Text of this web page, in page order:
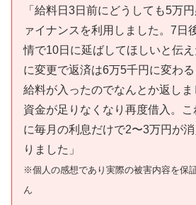
「給料日3日前にどうしても5万
ァイナンスを利用しました。7日
情で10日に延ばしてほしいと伝
に変更で返済は6万5千円に変わる
給料が入ったのでなんとか返し
資金が足りなくなり再度借入。
に毎月の利息だけで2〜3万円が
りました」
※個人の感想であり実際の被害内容を保
ん